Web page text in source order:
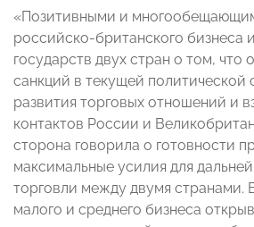
«Позитивными и
российско-британского бизнеса
государств двух стран о том, что
санкций в текущей политической
развития торговых отношений и
контактов России и
сторона говорила о готовности
максимальные усилия для
торговли между двумя странами.
малого и среднего бизнеса